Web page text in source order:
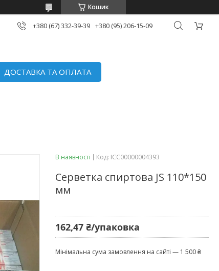
Кошик
+380 (67) 332-39-39 +380 (95) 206-15-09
ДОСТАВКА ТА ОПЛАТА
В наявності Код: ІСС00000004393
Серветка спиртова JS 110*150
мм
162,47 ₴/упаковка
Мінімальна сума замовлення на сайті — 1 500 ₴